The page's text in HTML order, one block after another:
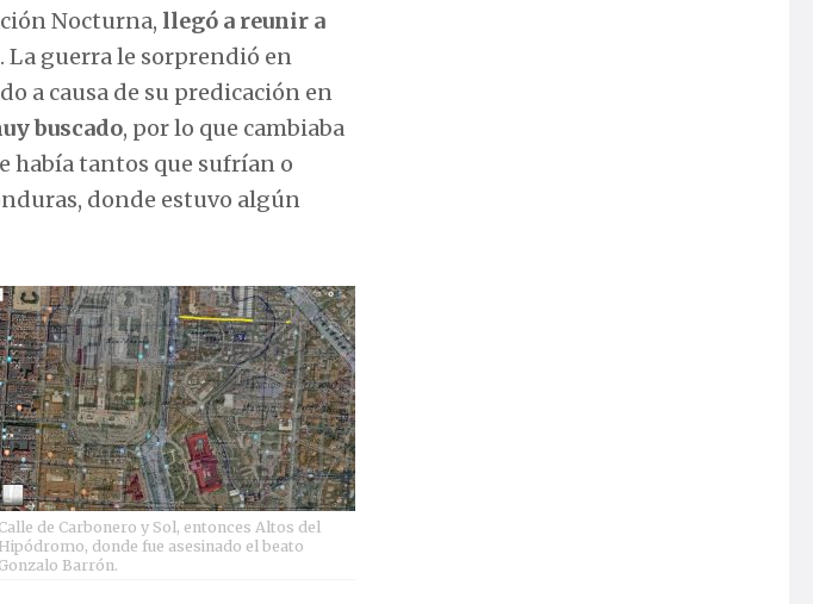
Nocturna, llegó a reunir a
. La guerra le sorprendió en
a causa de su predicación en
buscado, por lo que cambiaba
había tantos que sufrían o
donde estuvo algún
Calle de Carbonero y Sol, entonces Altos del
Hipódromo, donde fue asesinado el beato
Gonzalo Barrón.